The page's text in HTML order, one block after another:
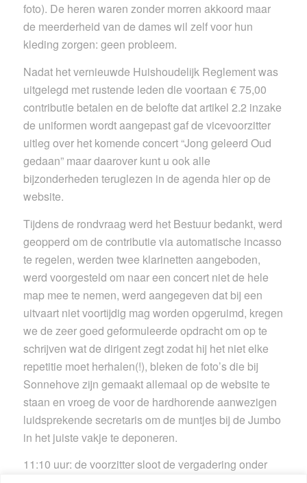
foto). De heren waren zonder morren akkoord maar
de meerderheid van de dames wil zelf voor hun
kleding zorgen: geen probleem.
Nadat het vernieuwde Huishoudelijk Reglement was
uitgelegd met rustende leden die voortaan € 75,00
contributie betalen en de belofte dat artikel 2.2 inzake
de uniformen wordt aangepast gaf de vicevoorzitter
uitleg over het komende concert “Jong geleerd Oud
gedaan” maar daarover kunt u ook alle
bijzonderheden teruglezen in de agenda hier op de
website.
Tijdens de rondvraag werd het Bestuur bedankt, werd
geopperd om de contributie via automatische incasso
te regelen, werden twee klarinetten aangeboden,
werd voorgesteld om naar een concert niet de hele
map mee te nemen, werd aangegeven dat bij een
uitvaart niet voortijdig mag worden opgeruimd, kregen
we de zeer goed geformuleerde opdracht om op te
schrijven wat de dirigent zegt zodat hij het niet elke
repetitie moet herhalen(!), bleken de foto’s die bij
Sonnehove zijn gemaakt allemaal op de website te
staan en vroeg de voor de hardhorende aanwezigen
luidsprekende secretaris om de muntjes bij de Jumbo
in het juiste vakje te deponeren.
11:10 uur: de voorzitter sloot de vergadering onder